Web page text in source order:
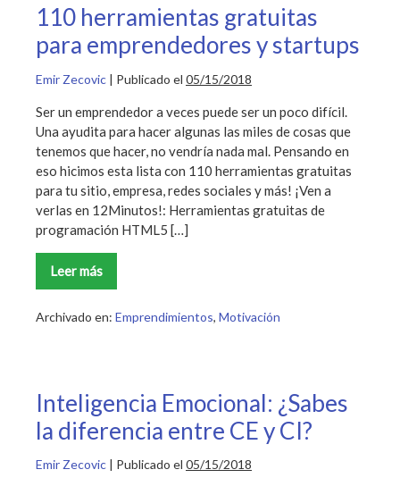
110 herramientas gratuitas
para emprendedores y startups
Emir Zecovic | Publicado el 05/15/2018
Ser un emprendedor a veces puede ser un poco difícil.
Una ayudita para hacer algunas las miles de cosas que
tenemos que hacer, no vendría nada mal. Pensando en
eso hicimos esta lista con 110 herramientas gratuitas
para tu sitio, empresa, redes sociales y más! ¡Ven a
verlas en 12Minutos!: Herramientas gratuitas de
programación HTML5 […]
Leer más
110
herramientas
para
Archivado en: Emprendimientos, Motivación
Inteligencia Emocional: ¿Sabes
la diferencia entre CE y CI?
Emir Zecovic | Publicado el 05/15/2018